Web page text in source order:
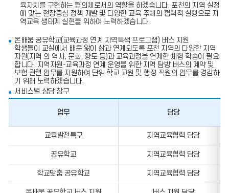
육자치를 구현하는 협의체로서의 역할을 하겠습니다. 포천의 지역 실정
에 맞는 현장중심 정책 개발 및 다양한 교육 주체의 협력적 실행으로 지
역교육 생태계 실현을 위하여 노력하겠습니다.
온배움 공유학교(교육과정 연계 지역특색 프로그램) 버스 지원
학생들이 교실에서 배운 앎이 삶과 연계되도록 포천 지역의 다양한 지역
자원(지역 의 역사, 문화, 향토 등)과 교육과정을 연계한 체험 학습이 필요
합니다. 지역자원-교육과정 연계 운영을 위한 지역 탐방 버스의 계약 및
보험 관련 업무를 지원하여 단위 학교 교원 및 행정 직원의 업무를 경감하
기 위해 노력하겠습니다.
서비스별 상담 창구
담
전
업무 담당
교육발전특구 지역교육협력 담당
공유학교 지역교육협력 담당
학교맞춤 공유학교 지역교육협력 담당